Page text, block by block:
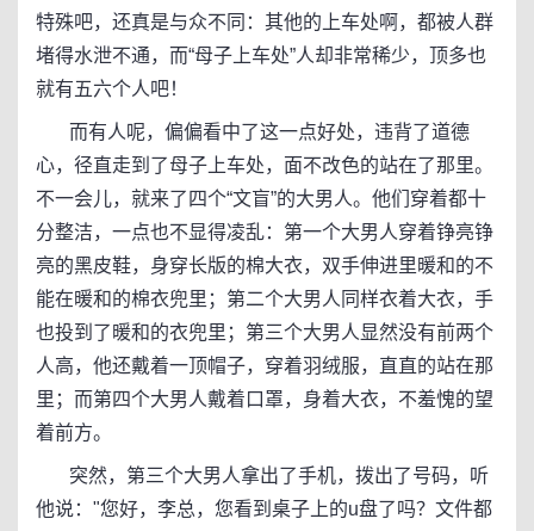
特殊吧，还真是与众不同：其他的上车处啊，都被人群
堵得水泄不通，而“母子上车处”人却非常稀少，顶多也
就有五六个人吧！
而有人呢，偏偏看中了这一点好处，违背了道德
心，径直走到了母子上车处，面不改色的站在了那里。
不一会儿，就来了四个“文盲”的大男人。他们穿着都十
分整洁，一点也不显得凌乱：第一个大男人穿着铮亮铮
亮的黑皮鞋，身穿长版的棉大衣，双手伸进里暖和的不
能在暖和的棉衣兜里；第二个大男人同样衣着大衣，手
也投到了暖和的衣兜里；第三个大男人显然没有前两个
人高，他还戴着一顶帽子，穿着羽绒服，直直的站在那
里；而第四个大男人戴着口罩，身着大衣，不羞愧的望
着前方。
突然，第三个大男人拿出了手机，拨出了号码，听
他说："您好，李总，您看到桌子上的u盘了吗？文件都